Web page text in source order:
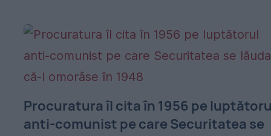
Procuratura îl cita în 1956 pe
anti-comunist pe care Securitatea se